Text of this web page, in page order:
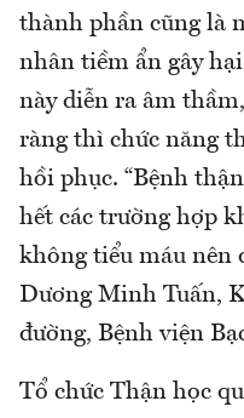
thành phần cũng là
nhân tiềm ẩn gây
này diễn ra âm
ràng thì chức năng
hồi phục. “Bệnh
hết các trường hợp
không tiểu máu nên
Dương Minh Tuấn,
đường, Bệnh viện
Tổ chức Thận học